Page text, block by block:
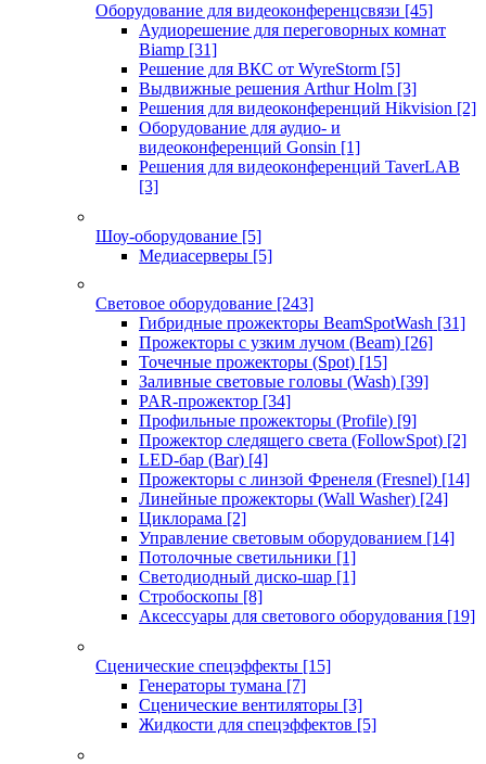
Оборудование для видеоконференцсвязи [45]
Аудиорешение для переговорных комнат
Biamp [31]
Решение для ВКС от WyreStorm [5]
Выдвижные решения Arthur Holm [3]
Решения для видеоконференций Hikvision [2]
Оборудование для аудио- и
видеоконференций Gonsin [1]
Решения для видеоконференций TaverLAB
[3]
Шоу-оборудование [5]
Медиасерверы [5]
Световое оборудование [243]
Гибридные прожекторы BeamSpotWash [31]
Прожекторы с узким лучом (Beam) [26]
Точечные прожекторы (Spot) [15]
Заливные световые головы (Wash) [39]
PAR-прожектор [34]
Профильные прожекторы (Profile) [9]
Прожектор следящего света (FollowSpot) [2]
LED-бар (Bar) [4]
Прожекторы с линзой Френеля (Fresnel) [14]
Линейные прожекторы (Wall Washer) [24]
Циклорама [2]
Управление световым оборудованием [14]
Потолочные светильники [1]
Светодиодный диско-шар [1]
Стробоскопы [8]
Аксессуары для светового оборудования [19]
Сценические спецэффекты [15]
Генераторы тумана [7]
Сценические вентиляторы [3]
Жидкости для спецэффектов [5]